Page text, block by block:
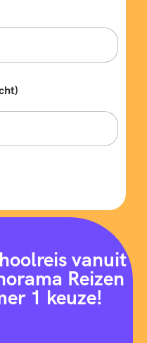
vanuit
Reizen
1 keuze!